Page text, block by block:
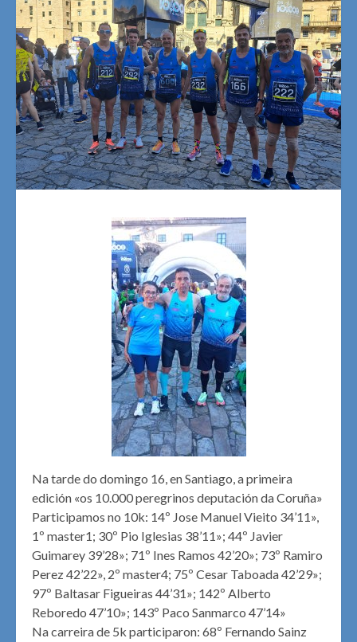
Na tarde do domingo 16, en Santiago, a primeira
edición «os 10.000 peregrinos deputación da Coruña»
Participamos no 10k: 14º Jose Manuel Vieito 34’11»,
1º master1; 30º Pio Iglesias 38’11»; 44º Javier
Guimarey 39’28»; 71º Ines Ramos 42’20»; 73º Ramiro
Perez 42’22», 2º master4; 75º Cesar Taboada 42’29»;
97º Baltasar Figueiras 44’31»; 142º Alberto
Reboredo 47’10»; 143º Paco Sanmarco 47’14»
Na carreira de 5k participaron: 68º Fernando Sainz